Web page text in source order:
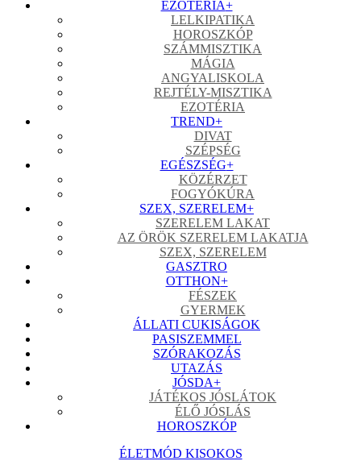
EZOTÉRIA+
LELKIPATIKA
HOROSZKÓP
SZÁMMISZTIKA
MÁGIA
ANGYALISKOLA
REJTÉLY-MISZTIKA
EZOTÉRIA
TREND+
DIVAT
SZÉPSÉG
EGÉSZSÉG+
KÖZÉRZET
FOGYÓKÚRA
SZEX, SZERELEM+
SZERELEM LAKAT
AZ ÖRÖK SZERELEM LAKATJA
SZEX, SZERELEM
GASZTRO
OTTHON+
FÉSZEK
GYERMEK
ÁLLATI CUKISÁGOK
PASISZEMMEL
SZÓRAKOZÁS
UTAZÁS
JÓSDA+
JÁTÉKOS JÓSLÁTOK
ÉLŐ JÓSLÁS
HOROSZKÓP
ÉLETMÓD KISOKOS